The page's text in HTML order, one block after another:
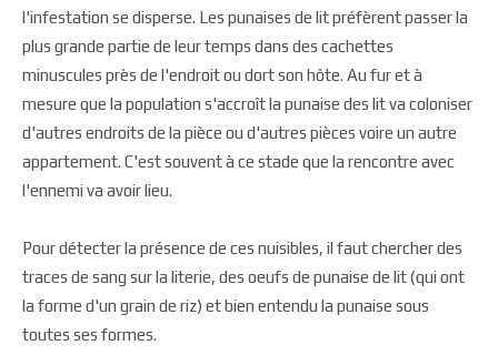
l'infestation se disperse. Les punaises de lit préfèrent passer la
plus grande partie de leur temps dans des cachettes
minuscules près de l'endroit ou dort son hôte. Au fur et à
mesure que la population s'accroît la punaise des lit va coloniser
d'autres endroits de la pièce ou d'autres pièces voire un autre
appartement. C'est souvent à ce stade que la rencontre avec
l'ennemi va avoir lieu.
Pour détecter la présence de ces nuisibles, il faut chercher des
traces de sang sur la literie, des oeufs de punaise de lit (qui ont
la forme d'un grain de riz) et bien entendu la punaise sous
toutes ses formes.